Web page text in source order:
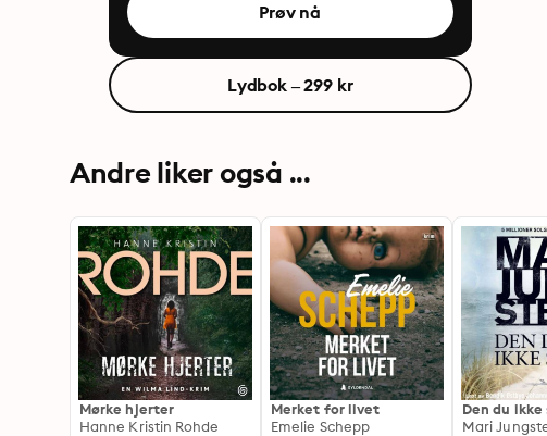
Prøv nå
Lydbok – 299 kr
Andre liker også ...
Mørke hjerter
Hanne Kristin Rohde
Merket for livet
Emelie Schepp
Den du ikke
Mari